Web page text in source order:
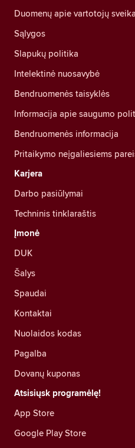
Duomenų apie vartotojų
Sąlygos
Slapukų politika
Intelektinė nuosavybė
Bendruomenės taisyklės
Informacija apie saugumo
Bendruomenės informacija
Pritaikymo neįgaliesiems
Karjera
Darbo pasiūlymai
Techninis tinklaraštis
Įmonė
DUK
Šalys
Spaudai
Kontaktai
Nuolaidos kodas
Pagalba
Dovanų kuponas
Atsisiųsk programėlę!
App Store
Google Play Store